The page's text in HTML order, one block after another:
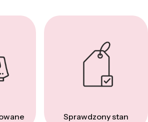
Sprawdzony stan